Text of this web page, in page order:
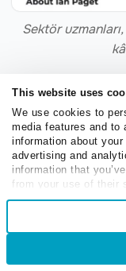
This website uses
We use cookies to
media features and to
information about
advertising and
information that
from your use of their
Consent
Preferences
Sektör
DIY web
El yapımı ürünlere
pazar yerlerine
oluşturmayı
üzerinde tam
sanatlarınızı
olmadan
Temelde, web